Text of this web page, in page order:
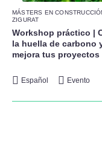
MÁSTERS EN
ZIGURAT
Workshop práctico |
la huella de carbono
mejora tus proyectos
Español Evento